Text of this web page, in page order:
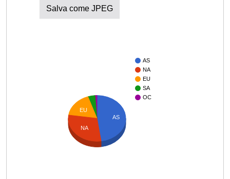
Salva come JPEG
AS
NA
EU
SA
OC
AS
EU
NA